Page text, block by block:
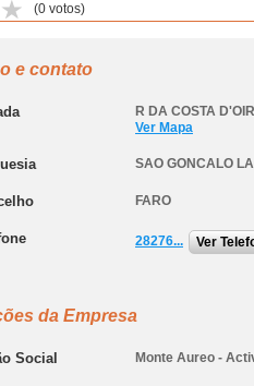
(0 votos)
e contato
R DA COSTA
Ver Mapa
SAO GONCALO
FARO
28276... Ver
da Empresa
Social Monte Aureo -